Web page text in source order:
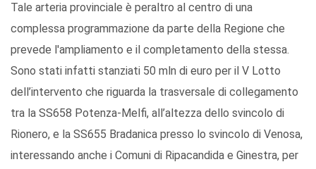
Tale arteria provinciale è peraltro al centro di una
complessa programmazione da parte della Regione che
prevede l'ampliamento e il completamento della stessa.
Sono stati infatti stanziati 50 mln di euro per il V Lotto
dell’intervento che riguarda la trasversale di collegamento
tra la SS658 Potenza-Melfi, all’altezza dello svincolo di
Rionero, e la SS655 Bradanica presso lo svincolo di Venosa,
interessando anche i Comuni di Ripacandida e Ginestra, per